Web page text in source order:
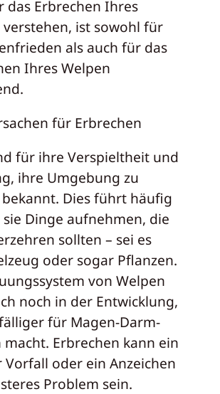
das Erbrechen Ihres
verstehen, ist sowohl für
als auch für das
Ihres Welpen
für Erbrechen
für ihre Verspieltheit und
ihre Umgebung zu
Dies führt häufig
sie Dinge aufnehmen, die
sollten – sei es
oder sogar Pflanzen.
von Welpen
noch in der Entwicklung,
für Magen-Darm-
Erbrechen kann ein
oder ein Anzeichen
Problem sein.